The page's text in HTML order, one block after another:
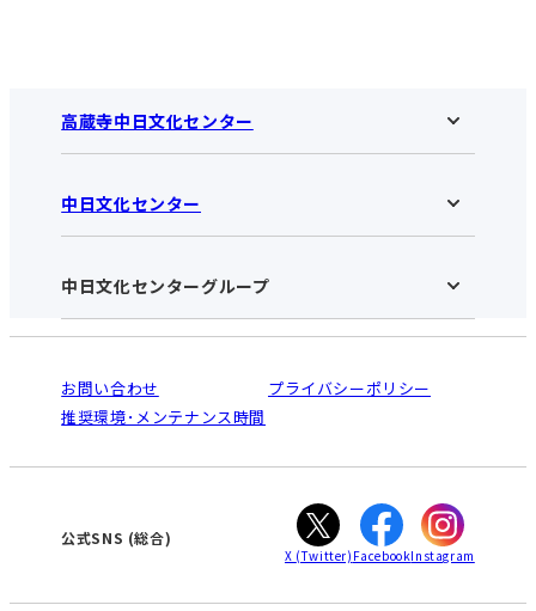
高蔵寺中日文化センター
高蔵寺中日文化センターHOME
お知らせ
アクセス･営業時間
お申し込みの流れ
入会と受講のご案内
中日文化センター
中日文化センターHOME
中日文化センターとは
受講規約・会員特典
ご利用ガイド
オンライン講座受講の手順
WEBサイトのよくある質問
中日文化センターグループ
南大高
犬山
高蔵寺
大垣
津
お問い合わせ
プライバシーポリシー
推奨環境･メンテナンス時間
公式SNS (総合)
X (Twitter) FacebookInstagram